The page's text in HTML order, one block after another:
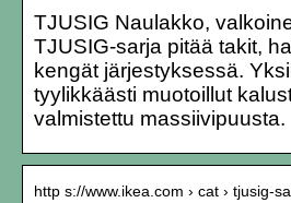
TJUSIG Naulakko,
TJUSIG-sarja pitää takit,
kengät järjestyksessä.
tyylikkäästi muotoillut
valmistettu massiivipuusta.
http s://www.ikea.com › cat › tjusig-